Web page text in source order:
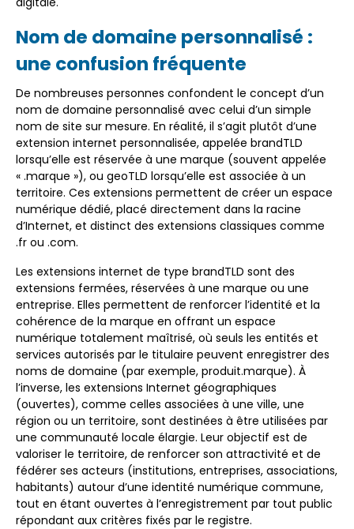
Nom de domaine personnalisé :
une confusion fréquente
De nombreuses personnes confondent le concept d’un
nom de domaine personnalisé avec celui d’un simple
nom de site sur mesure. En réalité, il s’agit plutôt d’une
extension internet personnalisée, appelée brandTLD
lorsqu’elle est réservée à une marque (souvent appelée
« .marque »), ou geoTLD lorsqu’elle est associée à un
territoire. Ces extensions permettent de créer un espace
numérique dédié, placé directement dans la racine
d’Internet, et distinct des extensions classiques comme
.fr ou .com.
Les extensions internet de type brandTLD sont des
extensions fermées, réservées à une marque ou une
entreprise. Elles permettent de renforcer l’identité et la
cohérence de la marque en offrant un espace
numérique totalement maîtrisé, où seuls les entités et
services autorisés par le titulaire peuvent enregistrer des
noms de domaine (par exemple, produit.marque). À
l’inverse, les extensions Internet géographiques
(ouvertes), comme celles associées à une ville, une
région ou un territoire, sont destinées à être utilisées par
une communauté locale élargie. Leur objectif est de
valoriser le territoire, de renforcer son attractivité et de
fédérer ses acteurs (institutions, entreprises, associations,
habitants) autour d’une identité numérique commune,
tout en étant ouvertes à l’enregistrement par tout public
répondant aux critères fixés par le registre.